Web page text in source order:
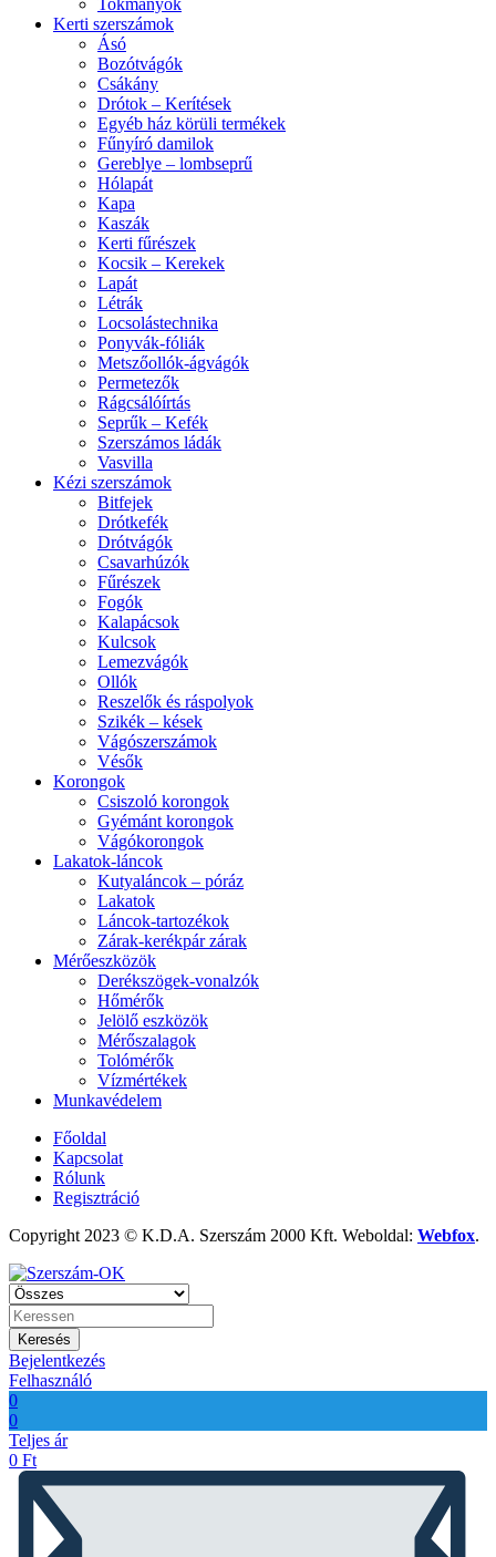
Tokmányok
Kerti szerszámok
Ásó
Bozótvágók
Csákány
Drótok – Kerítések
Egyéb ház körüli termékek
Fűnyíró damilok
Gereblye – lombseprű
Hólapát
Kapa
Kaszák
Kerti fűrészek
Kocsik – Kerekek
Lapát
Létrák
Locsolástechnika
Ponyvák-fóliák
Metszőollók-ágvágók
Permetezők
Rágcsálóírtás
Seprűk – Kefék
Szerszámos ládák
Vasvilla
Kézi szerszámok
Bitfejek
Drótkefék
Drótvágók
Csavarhúzók
Fűrészek
Fogók
Kalapácsok
Kulcsok
Lemezvágók
Ollók
Reszelők és ráspolyok
Szikék – kések
Vágószerszámok
Vésők
Korongok
Csiszoló korongok
Gyémánt korongok
Vágókorongok
Lakatok-láncok
Kutyaláncok – póráz
Lakatok
Láncok-tartozékok
Zárak-kerékpár zárak
Mérőeszközök
Derékszögek-vonalzók
Hőmérők
Jelölő eszközök
Mérőszalagok
Tolómérők
Vízmértékek
Munkavédelem
Főoldal
Kapcsolat
Rólunk
Regisztráció
Copyright 2023 © K.D.A. Szerszám 2000 Kft. Weboldal: Webfox.
Keresés
Bejelentkezés
Felhasználó
0
0
Teljes ár
0 Ft